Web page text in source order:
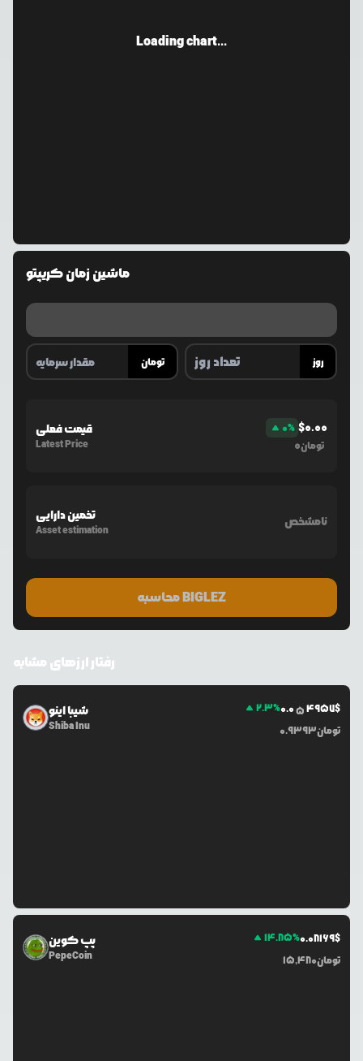
Loading chart...
ماشین زمان کریپتو
تومان روز
قیمت فعلی
Latest Price
0% $0.00
0تومان
تخمین دارایی
Asset estimation
نامشخص
محاسبه BIGLEZ
رفتار ارزهای مشابه
شیبا اینو
Shiba Inu
2.3%0.054957$
0.9393تومان
پپ کوین
PepeCoin
14.85%0.08169$
15,480تومان